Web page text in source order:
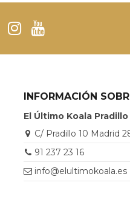
INFORMACIÓN
El Último Koala Pradillo
C/ Pradillo 10 Madrid
91 237 23 16
info@elultimokoala.es